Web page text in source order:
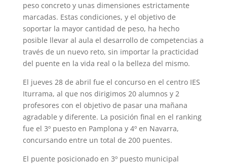
peso concreto y unas dimensiones estrictamente
marcadas. Estas condiciones, y el objetivo de
soportar la mayor cantidad de peso, ha hecho
posible llevar al aula el desarrollo de competencias a
través de un nuevo reto, sin importar la practicidad
del puente en la vida real o la belleza del mismo.
El jueves 28 de abril fue el concurso en el centro IES
Iturrama, al que nos dirigimos 20 alumnos y 2
profesores con el objetivo de pasar una mañana
agradable y diferente. La posición final en el ranking
fue el 3º puesto en Pamplona y 4º en Navarra,
concursando entre un total de 200 puentes.
El puente posicionado en 3º puesto municipal